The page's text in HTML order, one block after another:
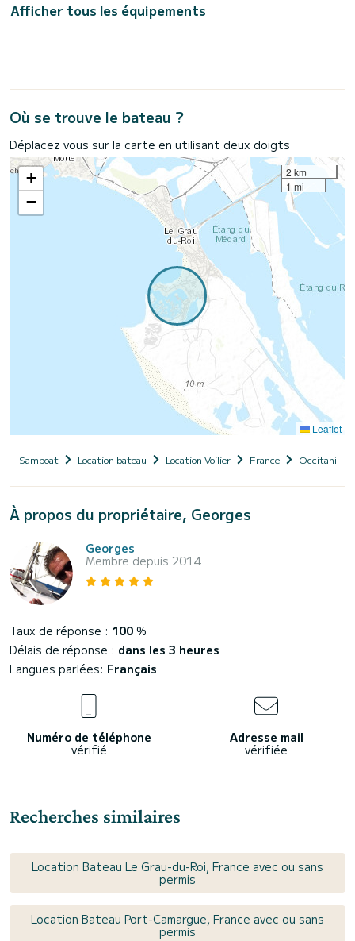
Afficher tous les équipements
Où se trouve le bateau ?
Déplacez vous sur la carte en utilisant deux doigts
+
−
2 km
1 mi
Leaflet
Samboat Location bateau Location Voilier France Occitanie
À propos du propriétaire, Georges
Georges
Membre depuis 2014
Taux de réponse : 100 %
Délais de réponse : dans les 3 heures
Langues parlées: Français
Numéro de téléphone
vérifié
Adresse mail
vérifiée
Recherches similaires
Location Bateau Le Grau-du-Roi, France avec ou sans
permis
Location Bateau Port-Camargue, France avec ou sans
permis